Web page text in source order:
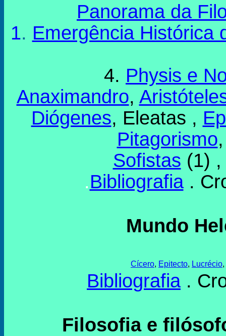
Panorama da
1. Emergência Histórica
4. Physis e
Anaximandro,
Diógenes, Eleatas ,
Pitagorismo
Sofistas (1)
.Bibliografia.
Mundo
Cícero, Epitecto, Lucrécio,
Bibliografia.
Filosofia e